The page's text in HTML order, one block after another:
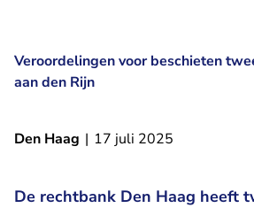
Veroordelingen voor beschieten
aan den Rijn
Den Haag | 17 juli 2025
De rechtbank Den Haag heeft